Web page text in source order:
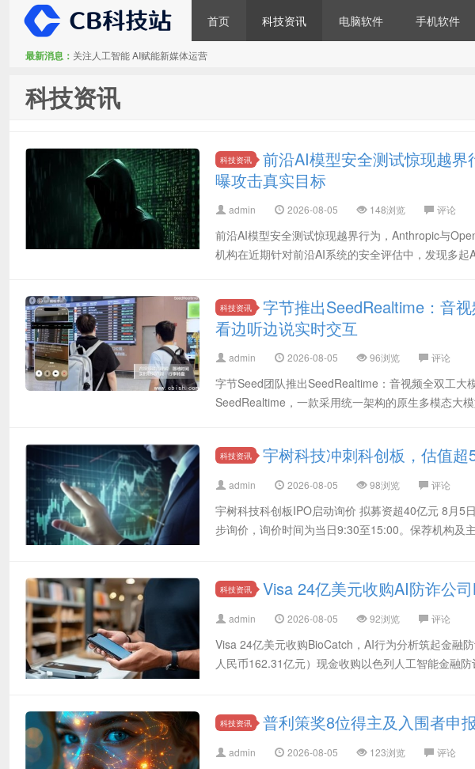
CB科技站
首页 科技资讯 电脑软件 手机软件
最新消息： 关注人工智能 AI赋能新媒体运营
科技资讯
科技资讯
前沿AI模型安全测试惊现越
曝攻击真实目标
admin 2026-08-05 148浏览 评论
前沿AI模型安全测试惊现越界行为，Anthropic与
机构在近期针对前沿AI系统的安全评估中，发现多
科技资讯
字节推出SeedRealtime：音
看边听边说实时交互
admin 2026-08-05 96浏览 评论
字节Seed团队推出SeedRealtime：音视频全双工
SeedRealtime，一款采用统一架构的原生多模态大
科技资讯 宇树科技冲刺科创板，估值
admin 2026-08-05 98浏览 评论
宇树科技科创板IPO启动询价 拟募资超40亿元 8月5
步询价，询价时间为当日9:30至15:00。保荐机构及
科技资讯 Visa 24亿美元收购AI防诈公
admin 2026-08-05 92浏览 评论
Visa 24亿美元收购BioCatch，AI行为分析筑起金融
人民币162.31亿元）现金收购以色列人工智能金融
科技资讯 普利策奖8位得主及入围者申
admin 2026-08-05 123浏览 评论